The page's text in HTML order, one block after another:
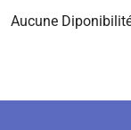
Aucune